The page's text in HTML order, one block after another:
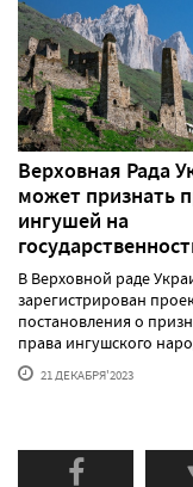
Верховная Рада
может признать
ингушей на
В Верховной раде
зарегистрирован
постановления о
права ингушского
21 ДЕКАБРЯ'2023